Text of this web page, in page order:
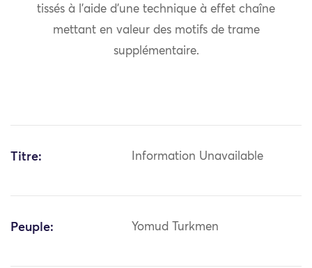
tissés à l’aide d’une technique à effet chaîne
mettant en valeur des motifs de trame
supplémentaire.
Titre: Information Unavailable
Peuple: Yomud Turkmen